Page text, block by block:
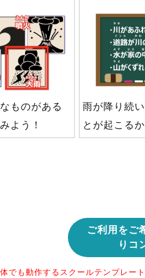
ものがある
よう！
雨が降り続
とが起こるか
ご利用をご
りコ
でも動作するスクールテンプレー